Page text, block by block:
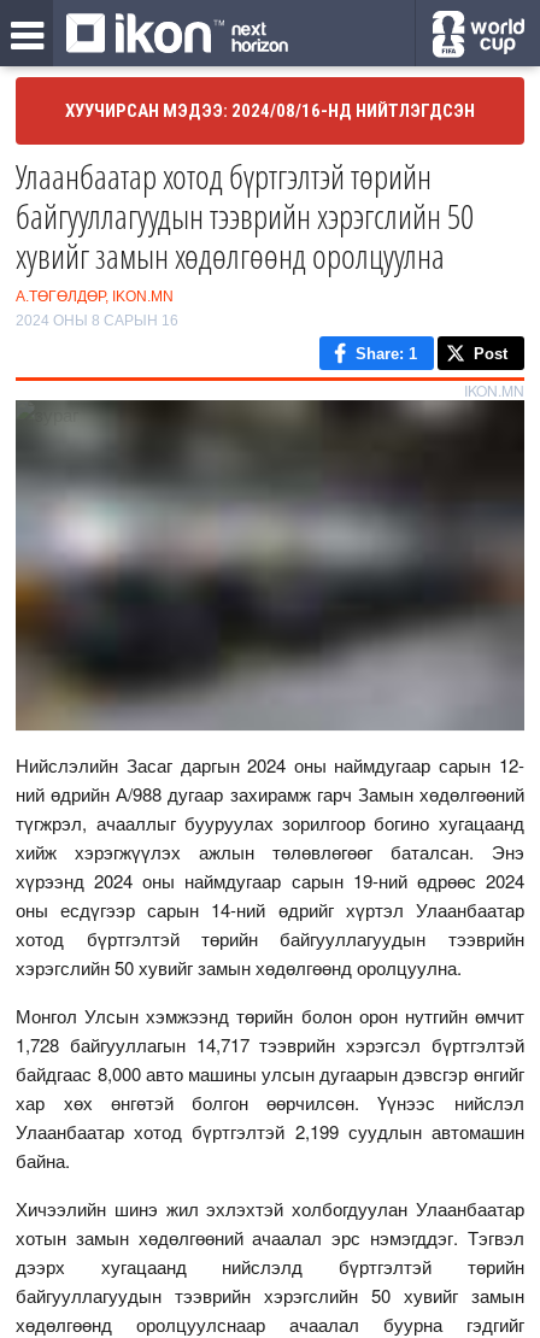
ХУУЧИРСАН МЭДЭЭ: 2024/08/16-НД НИЙТЛЭГДСЭН
Улаанбаатар хотод бүртгэлтэй төрийн
байгууллагуудын тээврийн хэрэгслийн 50
хувийг замын хөдөлгөөнд оролцуулна
А.ТӨГӨЛДӨР, IKON.MN
2024 ОНЫ 8 САРЫН 16
Share: 1 Post
IKON.MN
Нийслэлийн Засаг даргын 2024 оны наймдугаар сарын 12-
ний өдрийн А/988 дугаар захирамж гарч Замын хөдөлгөөний
түгжрэл, ачааллыг бууруулах зорилгоор богино хугацаанд
хийж хэрэгжүүлэх ажлын төлөвлөгөөг баталсан. Энэ
хүрээнд 2024 оны наймдугаар сарын 19-ний өдрөөс 2024
оны есдүгээр сарын 14-ний өдрийг хүртэл Улаанбаатар
хотод бүртгэлтэй төрийн байгууллагуудын тээврийн
хэрэгслийн 50 хувийг замын хөдөлгөөнд оролцуулна.
Монгол Улсын хэмжээнд төрийн болон орон нутгийн өмчит
1,728 байгууллагын 14,717 тээврийн хэрэгсэл бүртгэлтэй
байдгаас 8,000 авто машины улсын дугаарын дэвсгэр өнгийг
хар хөх өнгөтэй болгон өөрчилсөн. Үүнээс нийслэл
Улаанбаатар хотод бүртгэлтэй 2,199 суудлын автомашин
байна.
Хичээлийн шинэ жил эхлэхтэй холбогдуулан Улаанбаатар
хотын замын хөдөлгөөний ачаалал эрс нэмэгддэг. Тэгвэл
дээрх хугацаанд нийслэлд бүртгэлтэй төрийн
байгууллагуудын тээврийн хэрэгслийн 50 хувийг замын
хөдөлгөөнд оролцуулснаар ачаалал буурна гэдгийг